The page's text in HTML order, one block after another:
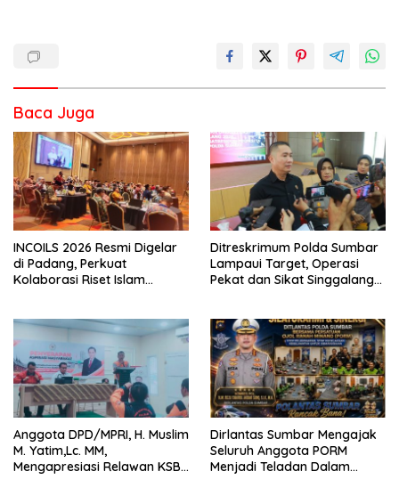
Baca Juga
INCOILS 2026 Resmi Digelar
di Padang, Perkuat
Kolaborasi Riset Islam
Ditreskrimum Polda Sumbar
Lampaui Target, Operasi
Pekat dan Sikat Singgalang
Anggota DPD/MPRI, H. Muslim
M. Yatim,Lc. MM,
Mengapresiasi Relawan KSB
Dirlantas Sumbar Mengajak
Seluruh Anggota PORM
Menjadi Teladan Dalam